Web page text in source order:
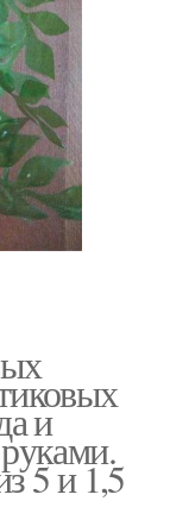
и
5 и 1,5